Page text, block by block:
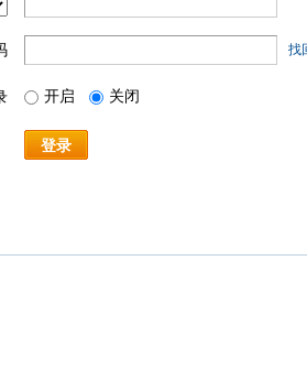
找
开启 关闭
登录